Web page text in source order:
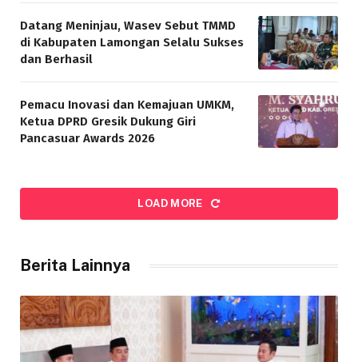
Datang Meninjau, Wasev Sebut TMMD
di Kabupaten Lamongan Selalu Sukses
dan Berhasil
Pemacu Inovasi dan Kemajuan UMKM,
Ketua DPRD Gresik Dukung Giri
Pancasuar Awards 2026
LOAD MORE
Berita Lainnya